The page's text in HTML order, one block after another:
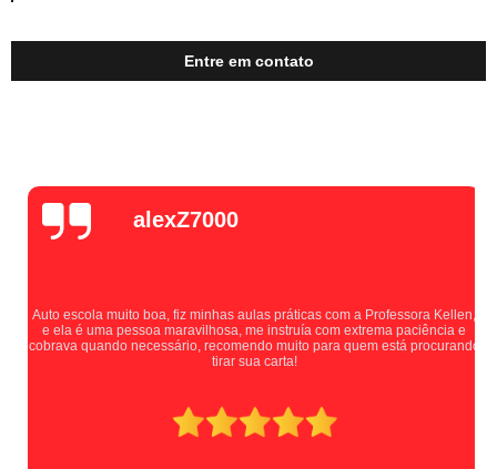
Entre em contato
alexZ7000
Auto escola muito boa, fiz minhas aulas práticas com a Professora Kellen,
e ela é uma pessoa maravilhosa, me instruía com extrema paciência e
cobrava quando necessário, recomendo muito para quem está procurando
tirar sua carta!